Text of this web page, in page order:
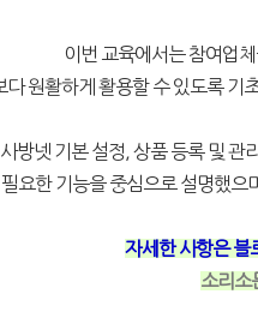
이번 교육에서는 참여업
다 원활하게 활용할 수 있도록 기
사방넷 기본 설정, 상품 등록 및 관
요한 기능을 중심으로 설명했
자세한 사항은 블
소리소